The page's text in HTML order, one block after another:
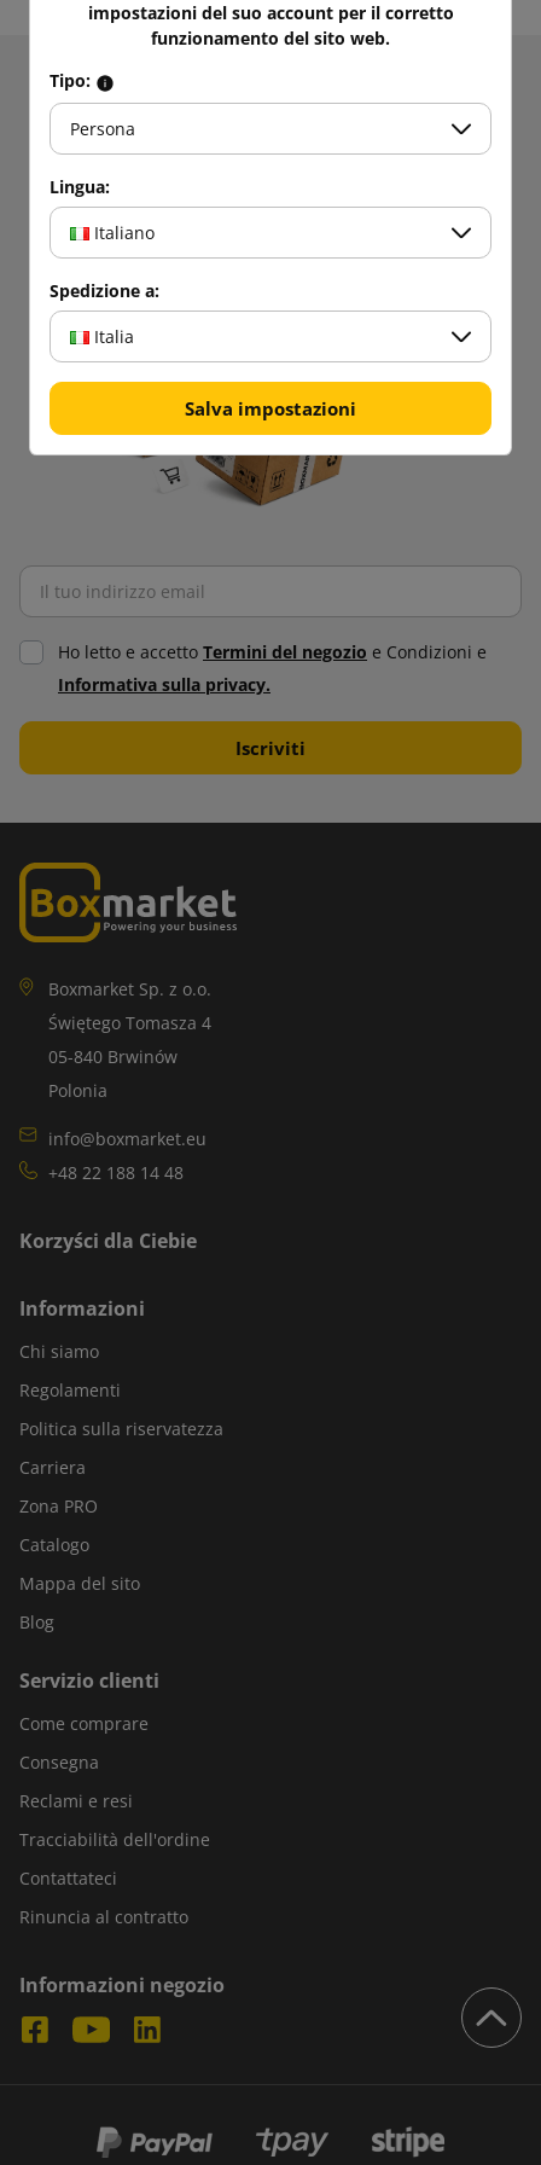
Ricevere informazioni su novità e promozioni.
Ottieni
sul tuo primo
acquisto!
Rimanete aggiornati!
Ho letto e accetto Termini del negozio e Condizioni e
Informativa sulla privacy.
Boxmarket Sp. z o.o.
Świętego Tomasza 4
05-840 Brwinów
Polonia
info@boxmarket.eu
+48 22 188 14 48
Korzyści dla Ciebie
Informazioni
Chi siamo
Regolamenti
Politica sulla riservatezza
Carriera
Zona PRO
Catalogo
Mappa del sito
Blog
Servizio clienti
Come comprare
Consegna
Reclami e resi
Tracciabilità dell'ordine
Contattateci
Rinuncia al contratto
Informazioni negozio
impostazioni del suo account per il corretto
funzionamento del sito web.
Tipo:
Persona
Lingua:
Italiano
Spedizione a:
Italia
Salva impostazioni